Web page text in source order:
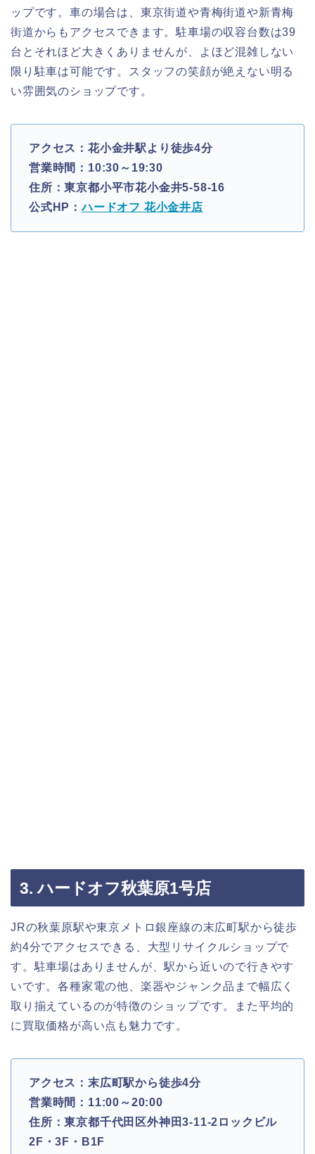
ップです。車の場合は、東京街道や青梅街道や新青梅
街道からもアクセスできます。駐車場の収容台数は39
台とそれほど大きくありませんが、よほど混雑しない
限り駐車は可能です。スタッフの笑顔が絶えない明る
い雰囲気のショップです。
アクセス：花小金井駅より徒歩4分
営業時間：10:30～19:30
住所：東京都小平市花小金井5-58-16
公式HP：ハードオフ 花小金井店
3. ハードオフ秋葉原1号店
JRの秋葉原駅や東京メトロ銀座線の末広町駅から徒歩
約4分でアクセスできる、大型リサイクルショップで
す。駐車場はありませんが、駅から近いので行きやす
いです。各種家電の他、楽器やジャンク品まで幅広く
取り揃えているのが特徴のショップです。また平均的
に買取価格が高い点も魅力です。
アクセス：末広町駅から徒歩4分
営業時間：11:00～20:00
住所：東京都千代田区外神田3-11-2ロックビル
2F・3F・B1F